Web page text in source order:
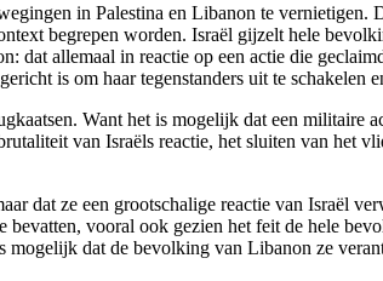
in Palestina en Libanon te
begrepen worden. Israël gijzelt hele
dat allemaal in reactie op een actie die
is om haar tegenstanders uit te schakelen
Want het is mogelijk dat een militaire
van Israëls reactie, het sluiten van het
dat ze een grootschalige reactie van Israël
vooral ook gezien het feit de hele
dat de bevolking van Libanon ze